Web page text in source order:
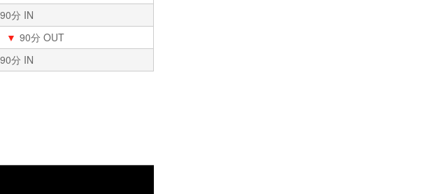
90分 IN
▼ 90分 OUT
90分 IN